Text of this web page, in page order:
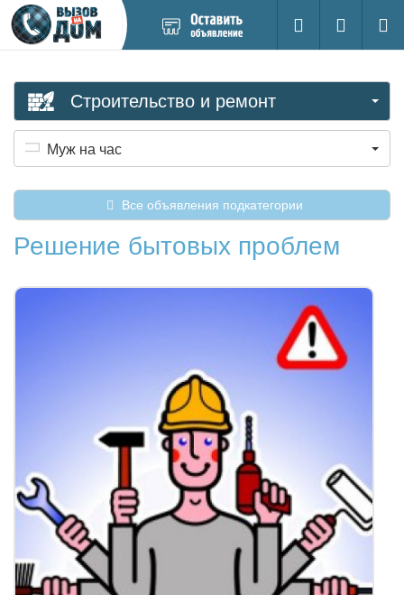
новое
Поиск
Вход на
Строительство и ремонт
Муж на час
Все объявления подкатегории
Решение бытовых проблем